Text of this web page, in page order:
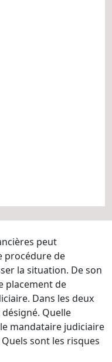
peut
procédure de
la situation. De son
placement de
Dans les deux
Quelle
mandataire judiciaire
sont les risques